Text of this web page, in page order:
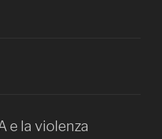
e la violenza